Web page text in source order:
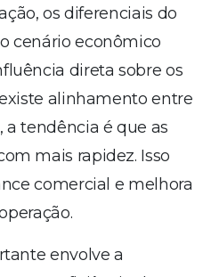
os diferenciais do
cenário econômico
direta sobre os
alinhamento entre
tendência é que as
mais rapidez. Isso
comercial e melhora
envolve a